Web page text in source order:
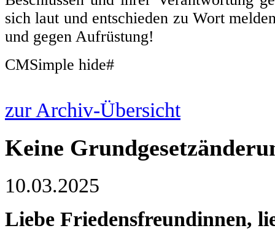
sich laut und entschieden zu Wort
und gegen Aufrüstung!
CMSimple hide#
zur Archiv-Übersicht
Keine
10.03.2025
Liebe Friedensfreundinnen,